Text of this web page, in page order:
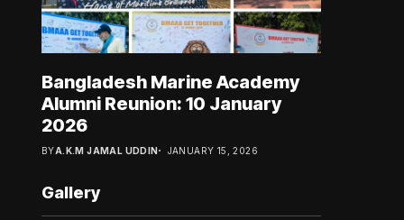
Bangladesh Marine Academy
Alumni Reunion: 10 January
2026
BYA.K.M JAMAL UDDIN JANUARY 15, 2026
Gallery